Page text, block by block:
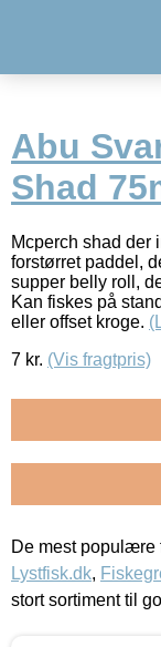
Abu
Shad
Mcperch shad der
forstørret paddel,
supper belly roll,
Kan fiskes på
eller offset kroge.
7 kr. (Vis fragtpris)
De mest populære
Lystfisk.dk,
stort sortiment til